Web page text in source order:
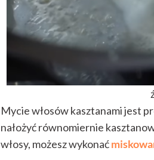
Mycie włosów kasztanami jest
nałożyć równomiernie
włosy, możesz wykonać